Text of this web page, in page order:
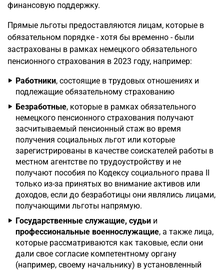
финансовую поддержку.
Прямые льготы предоставляются лицам, которые в
обязательном порядке - хотя бы временно - были
застрахованы в рамках немецкого обязательного
пенсионного страхования в 2023 году, например:
Работники, состоящие в трудовых отношениях и
подлежащие обязательному страхованию
Безработные, которые в рамках обязательного
немецкого пенсионного страхования получают
засчитываемый пенсионный стаж во время
получения социальных льгот или которые
зарегистрированы в качестве соискателей работы в
местном агентстве по трудоустройству и не
получают пособия по Кодексу социального права II
только из-за принятых во внимание активов или
доходов, если до безработицы они являлись лицами,
получающими льготы напрямую.
Государственные служащие, судьи и
профессиональные военнослужащие, а также лица,
которые рассматриваются как таковые, если они
дали свое согласие компетентному органу
(например, своему начальнику) в установленный